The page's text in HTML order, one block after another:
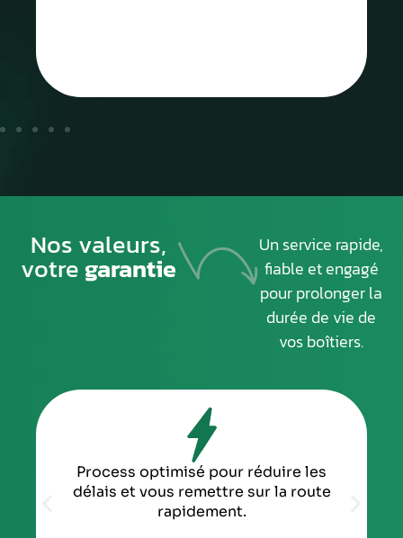
Nos valeurs,
votregarantie
Un service rapide,
fiable et engagé
pour prolonger la
durée de vie de
vos boîtiers.
Process optimisé pour réduire les
délais et vous remettre sur la route
rapidement.